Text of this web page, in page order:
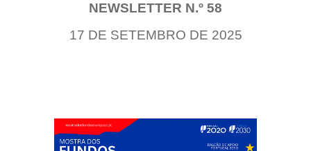
NEWSLETTER N.º 58
17 DE SETEMBRO DE 2025